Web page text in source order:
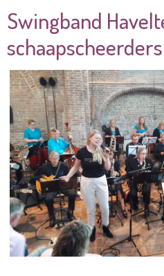
Swingband